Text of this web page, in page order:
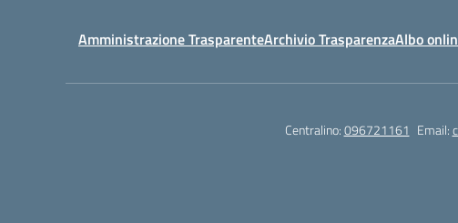
Amministrazione TrasparenteArchivio TrasparenzaAlbo
Centralino:096721161 Email: